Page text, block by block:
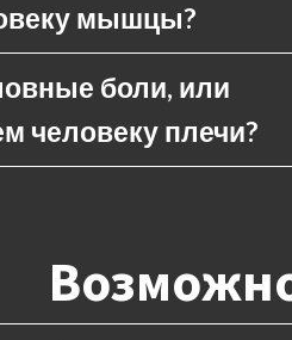
мышцы?
боли, или
человеку плечи?